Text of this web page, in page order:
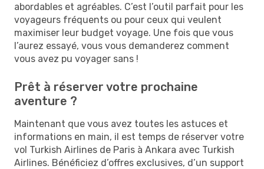
abordables et agréables. C’est l’outil parfait pour les
voyageurs fréquents ou pour ceux qui veulent
maximiser leur budget voyage. Une fois que vous
l’aurez essayé, vous vous demanderez comment
vous avez pu voyager sans !
Prêt à réserver votre prochaine
aventure ?
Maintenant que vous avez toutes les astuces et
informations en main, il est temps de réserver votre
vol Turkish Airlines de Paris à Ankara avec Turkish
Airlines. Bénéficiez d’offres exclusives, d’un support